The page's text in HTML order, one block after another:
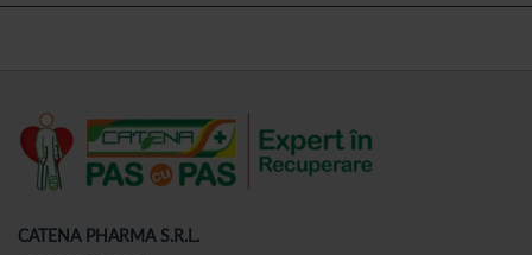
CATENA PHARMA S.R.L.